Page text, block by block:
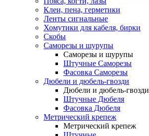
Клеи, пена, герметики
Ленты сигнальные
Хомутики для кабеля, бирки
Скобы
Саморезы и шурупы
Саморезы и шурупы
Штучные Саморезы
Фасовка Саморезы
Дюбели и дюбель-гвозди
Дюбели и дюбель-гвозди
Штучные Дюбеля
Фасовка Дюбеля
Метрический крепеж
Метрический крепеж